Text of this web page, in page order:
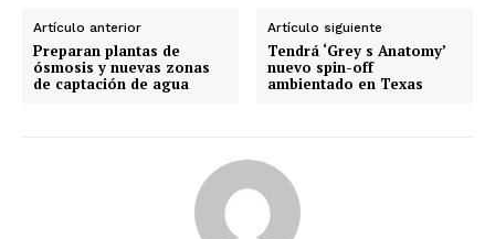
Artículo anterior
Preparan plantas de
ósmosis y nuevas zonas
de captación de agua
Artículo siguiente
Tendrá ‘Grey s Anatomy’
nuevo spin-off
ambientado en Texas